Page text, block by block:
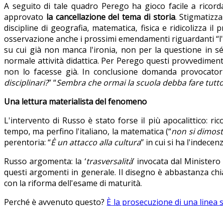
A seguito di tale quadro Perego ha gioco facile a
approvato la cancellazione del tema di storia.
discipline di geografia, matematica, fisica e ridicolizza
osservazione anche i prossimi emendamenti riguardanti
su cui già non manca l'ironia, non per la questione in
normale attività didattica. Per Perego questi
non lo facesse già. In conclusione domanda
disciplinari?” “Sembra che ormai la scuola debba fare
Una lettura materialista del fenomeno
L'intervento di Russo è stato forse il più apocalittico:
tempo, ma perfino l'italiano, la matematica (“non si
perentoria: “È un attacco alla cultura” in cui si ha
Russo argomenta: la ‘trasversalità’ invocata dal
questi argomenti in generale. Il disegno è abbastanza
con la riforma dell'esame di maturità.
Perché è avvenuto questo? È la prosecuzione di una